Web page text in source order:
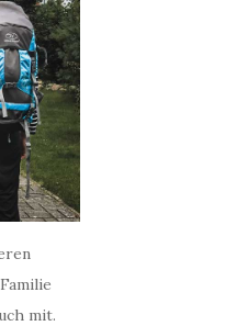
mit.